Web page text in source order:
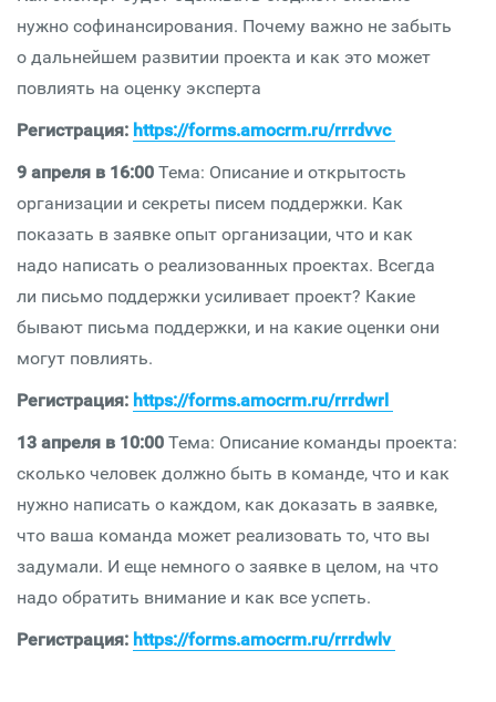
нужно софинансирования. Почему важно не забыть
о дальнейшем развитии проекта и как это может
повлиять на оценку эксперта
Регистрация: https://forms.amocrm.ru/rrrdvvc
9 апреля в 16:00 Тема: Описание и открытость
организации и секреты писем поддержки. Как
показать в заявке опыт организации, что и как
надо написать о реализованных проектах. Всегда
ли письмо поддержки усиливает проект? Какие
бывают письма поддержки, и на какие оценки они
могут повлиять.
Регистрация: https://forms.amocrm.ru/rrrdwrl
13 апреля в 10:00 Тема: Описание команды проекта:
сколько человек должно быть в команде, что и как
нужно написать о каждом, как доказать в заявке,
что ваша команда может реализовать то, что вы
задумали. И еще немного о заявке в целом, на что
надо обратить внимание и как все успеть.
Регистрация: https://forms.amocrm.ru/rrrdwlv